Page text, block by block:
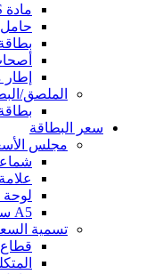
مادة ABS
الملصق/
سعر البطاقة
مجلس
A5 سعر بوراد
تسمية
قطاع